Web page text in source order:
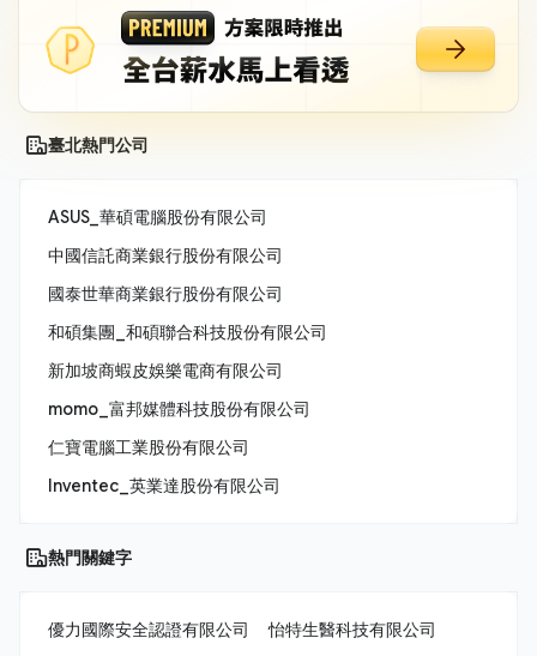
臺北熱門公司
ASUS_華碩電腦股份有限公司
中國信託商業銀行股份有限公司
國泰世華商業銀行股份有限公司
和碩集團_和碩聯合科技股份有限公司
新加坡商蝦皮娛樂電商有限公司
momo_富邦媒體科技股份有限公司
仁寶電腦工業股份有限公司
Inventec_英業達股份有限公司
熱門關鍵字
優力國際安全認證有限公司
怡特生醫科技有限公司